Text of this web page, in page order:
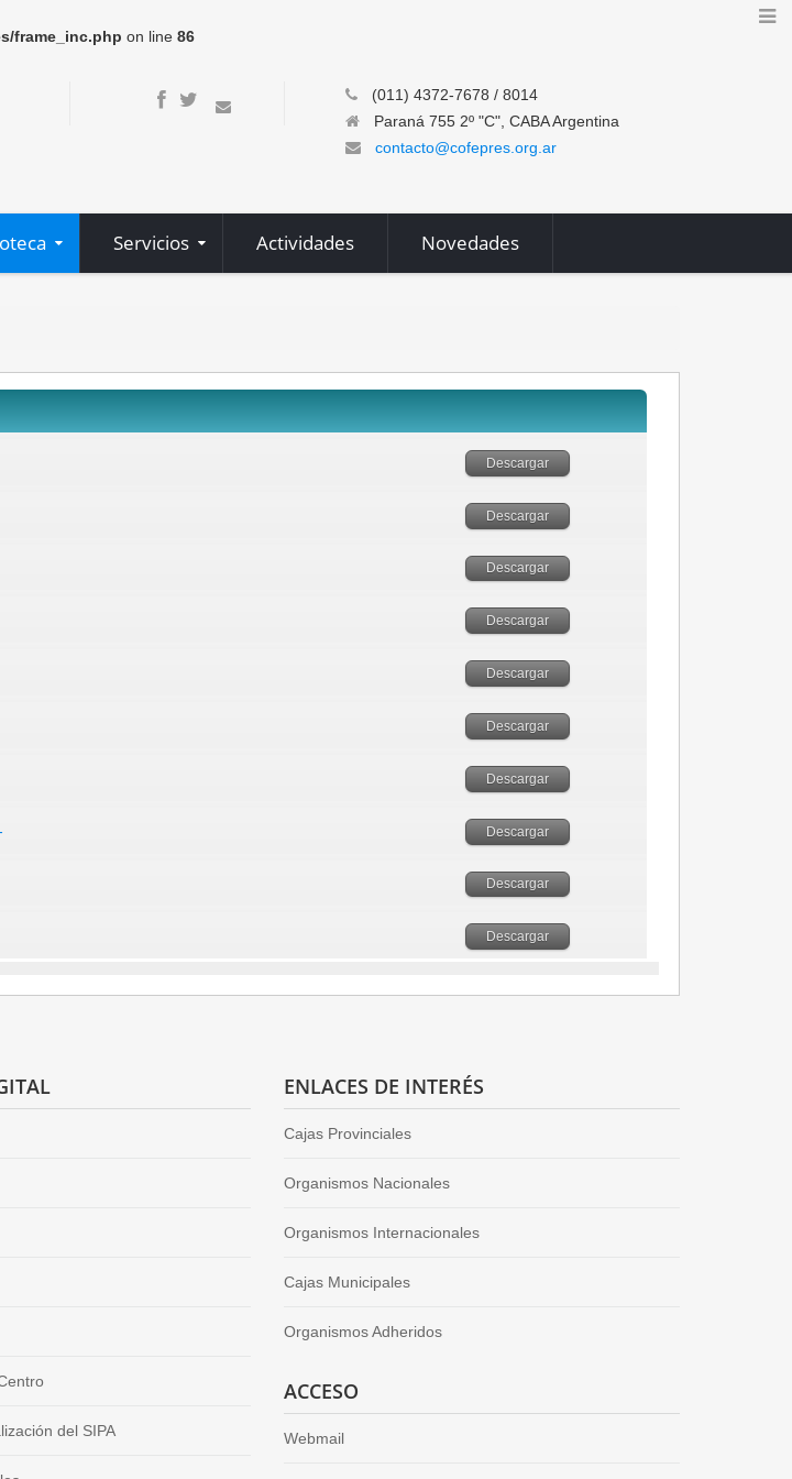
frame_inc.php on line 86
(011) 4372-7678 / 8014
Paraná 755 2º "C", CABA Argentina
contacto@cofepres.org.ar
Servicios Actividades Novedades
Descargar
Descargar
Descargar
Descargar
Descargar
Descargar
Descargar
Descargar
Descargar
Descargar
del SIPA
ENLACES DE INTERÉS
Cajas Provinciales
Organismos Nacionales
Organismos Internacionales
Cajas Municipales
Organismos Adheridos
ACCESO
Webmail